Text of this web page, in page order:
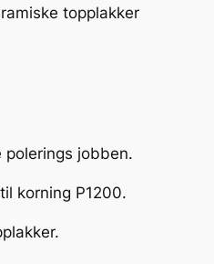
topplakker
jobben.
korning P1200.